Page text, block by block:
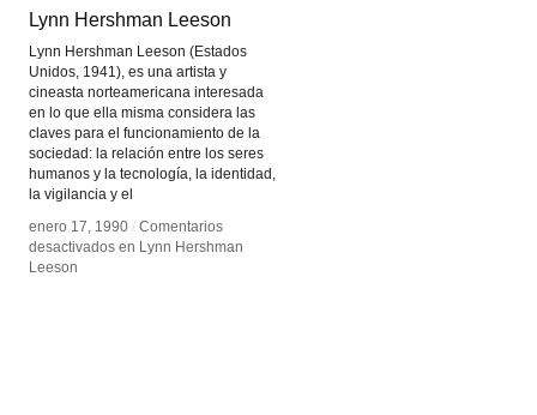
Lynn Hershman Leeson
Lynn Hershman Leeson (Estados
Unidos, 1941), es una artista y
cineasta norteamericana interesada
en lo que ella misma considera las
claves para el funcionamiento de la
sociedad: la relación entre los seres
humanos y la tecnología, la identidad,
la vigilancia y el
enero 17, 1990 / Comentarios
desactivados en Lynn Hershman
Leeson
Lynn Hershman Leeson
enero 17, 1990 / Comentarios
desactivados en Lynn Hershman
Leeson